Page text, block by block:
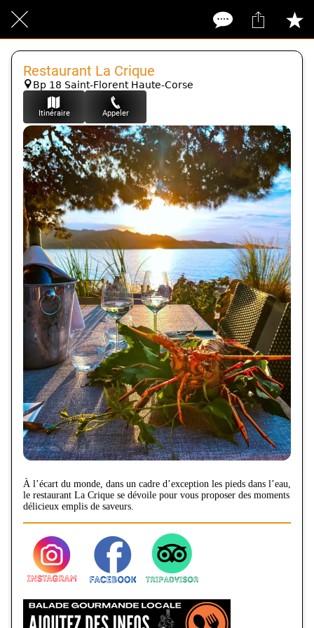
Restaurant La Crique
Bp 18 Saint-Florent Haute-Corse
Itinéraire Appeler
À l’écart du monde, dans un cadre d’exception les pieds dans l’eau,
le restaurant La Crique se dévoile pour vous proposer des moments
délicieux emplis de saveurs.